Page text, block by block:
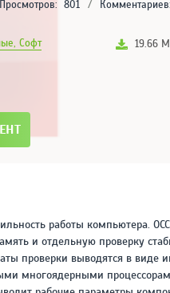
Просмотров: 801 / Комментариев:
19.66
Софт
работы компьютера.
и отдельную проверку
проверки выводятся в виде
многоядерными
ADOBE MEDIA
ENCODER CC 2020
(V14.0.1.70) REPACK
BY DIAKOV НА
РУССКОМ
РЕЙТИНГ
3.2 / 5.0